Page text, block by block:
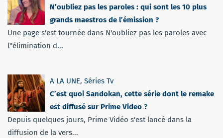
N’oubliez pas les paroles : qui sont les 10 plus
grands maestros de l’émission ?
Une page s'est tournée dans N'oubliez pas les paroles avec
l''élimination d...
A LA UNE, Séries Tv
C’est quoi Sandokan, cette série dont le remake
est diffusé sur Prime Video ?
Depuis quelques jours, Prime Vidéo s'est lancé dans la
diffusion de la vers...